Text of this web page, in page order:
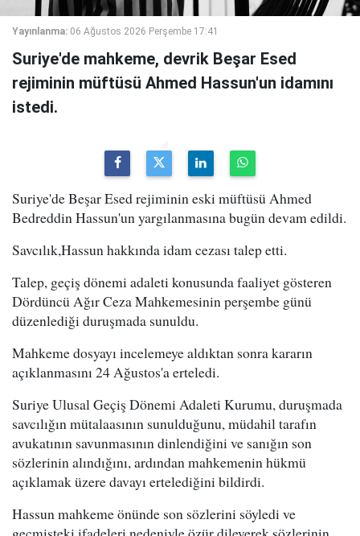
Yayınlanma: 06 Ağustos 2026 Perşembe 17:41
Suriye'de mahkeme, devrik Beşar Esed
rejiminin müftüsü Ahmed Hassun'un idamını
istedi.
Suriye'de Beşar Esed rejiminin eski müftüsü Ahmed
Bedreddin Hassun'un yargılanmasına bugün devam edildi.
Savcılık,Hassun hakkında idam cezası talep etti.
Talep, geçiş dönemi adaleti konusunda faaliyet gösteren
Dördüncü Ağır Ceza Mahkemesinin perşembe günü
düzenlediği duruşmada sunuldu.
Mahkeme dosyayı incelemeye aldıktan sonra kararın
açıklanmasını 24 Ağustos'a erteledi.
Suriye Ulusal Geçiş Dönemi Adaleti Kurumu, duruşmada
savcılığın mütalaasının sunulduğunu, müdahil tarafın
avukatının savunmasının dinlendiğini ve sanığın son
sözlerinin alındığını, ardından mahkemenin hükmü
açıklamak üzere davayı ertelediğini bildirdi.
Hassun mahkeme önünde son sözlerini söyledi ve